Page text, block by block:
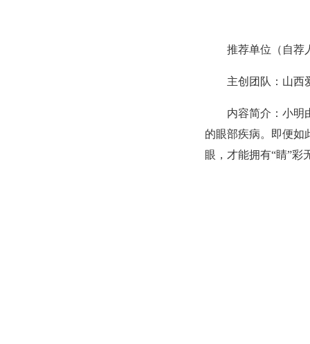
推荐单位（自荐
主创团队：山西
内容简介：小明
的眼部疾病。即便如
眼，才能拥有“睛”彩